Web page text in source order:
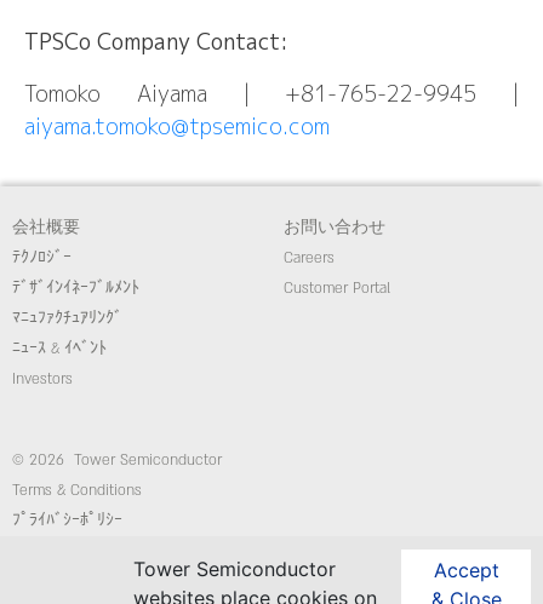
TPSCo Company Contact:
Tomoko Aiyama | +81-765-22-9945 |
aiyama.tomoko@tpsemico.com
Accept
& Close
Tower Semiconductor
websites place cookies on
会社概要
ﾃｸﾉﾛｼﾞｰ
ﾃﾞｻﾞｲﾝｲﾈｰﾌﾞﾙﾒﾝﾄ
ﾏﾆｭﾌｧｸﾁｭｱﾘﾝｸﾞ
ﾆｭｰｽ & ｲﾍﾞﾝﾄ
Investors
お問い合わせ
Careers
Customer Portal
© 2026 Tower Semiconductor
Terms & Conditions
ﾌﾟﾗｲﾊﾞｼｰﾎﾟﾘｼｰ
コンプライアンス/倫理ホットライン